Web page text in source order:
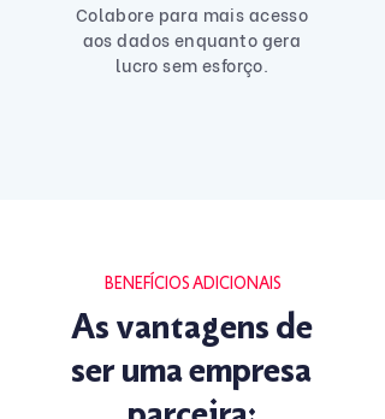
Colabore para mais acesso
aos dados enquanto gera
lucro sem esforço.
BENEFÍCIOS ADICIONAIS
As vantagens de
ser uma empresa